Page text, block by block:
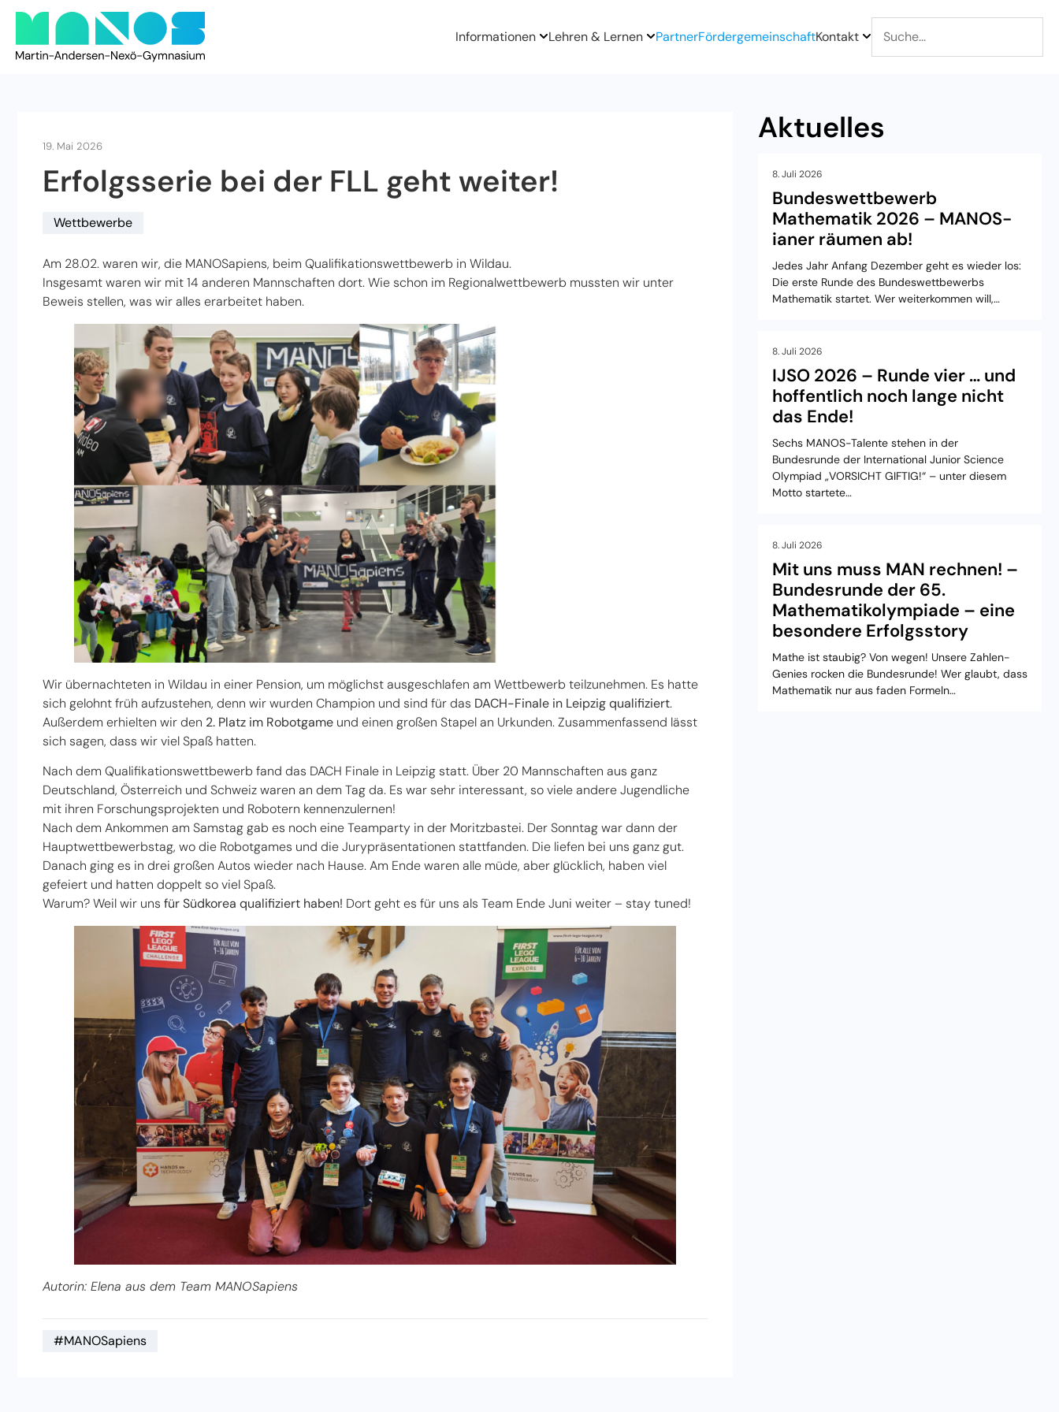
Informationen Lehren & Lernen PartnerFördergemeinschaftKontakt
19. Mai 2026
Erfolgsserie bei der FLL geht weiter!
Wettbewerbe
Am 28.02. waren wir, die MANOSapiens, beim Qualifikationswettbewerb in Wildau.
Insgesamt waren wir mit 14 anderen Mannschaften dort. Wie schon im Regionalwettbewerb mussten wir unter
Beweis stellen, was wir alles erarbeitet haben.
Wir übernachteten in Wildau in einer Pension, um möglichst ausgeschlafen am Wettbewerb teilzunehmen. Es hatte
sich gelohnt früh aufzustehen, denn wir wurden Champion und sind für das DACH-Finale in Leipzig qualifiziert.
Außerdem erhielten wir den 2. Platz im Robotgame und einen großen Stapel an Urkunden. Zusammenfassend lässt
sich sagen, dass wir viel Spaß hatten.
Nach dem Qualifikationswettbewerb fand das DACH Finale in Leipzig statt. Über 20 Mannschaften aus ganz
Deutschland, Österreich und Schweiz waren an dem Tag da. Es war sehr interessant, so viele andere Jugendliche
mit ihren Forschungsprojekten und Robotern kennenzulernen!
Nach dem Ankommen am Samstag gab es noch eine Teamparty in der Moritzbastei. Der Sonntag war dann der
Hauptwettbewerbstag, wo die Robotgames und die Jurypräsentationen stattfanden. Die liefen bei uns ganz gut.
Danach ging es in drei großen Autos wieder nach Hause. Am Ende waren alle müde, aber glücklich, haben viel
gefeiert und hatten doppelt so viel Spaß.
Warum? Weil wir uns für Südkorea qualifiziert haben! Dort geht es für uns als Team Ende Juni weiter – stay tuned!
Autorin: Elena aus dem Team MANOSapiens
#MANOSapiens
Aktuelles
8. Juli 2026
Bundeswettbewerb
Mathematik 2026 – MANOS-
ianer räumen ab!
Jedes Jahr Anfang Dezember geht es wieder los:
Die erste Runde des Bundeswettbewerbs
Mathematik startet. Wer weiterkommen will,…
8. Juli 2026
IJSO 2026 – Runde vier … und
hoffentlich noch lange nicht
das Ende!
Sechs MANOS-Talente stehen in der
Bundesrunde der International Junior Science
Olympiad „VORSICHT GIFTIG!“ – unter diesem
Motto startete…
8. Juli 2026
Mit uns muss MAN rechnen! –
Bundesrunde der 65.
Mathematikolympiade – eine
besondere Erfolgsstory
Mathe ist staubig? Von wegen! Unsere Zahlen-
Genies rocken die Bundesrunde! Wer glaubt, dass
Mathematik nur aus faden Formeln…